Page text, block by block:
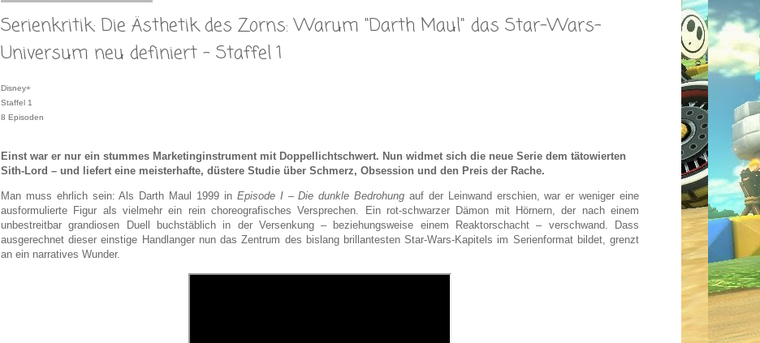
Serienkritik: Die Ästhetik des Zorns: Warum "Darth Maul" das Star-Wars-
Universum neu definiert - Staffel 1
Disney+
Staffel 1
8 Episoden
Einst war er nur ein stummes Marketinginstrument mit Doppellichtschwert. Nun widmet sich die neue Serie dem tätowierten
Sith-Lord – und liefert eine meisterhafte, düstere Studie über Schmerz, Obsession und den Preis der Rache.
Man muss ehrlich sein: Als Darth Maul 1999 in Episode I – Die dunkle Bedrohung auf der Leinwand erschien, war er weniger eine
ausformulierte Figur als vielmehr ein rein choreografisches Versprechen. Ein rot-schwarzer Dämon mit Hörnern, der nach einem
unbestreitbar grandiosen Duell buchstäblich in der Versenkung – beziehungsweise einem Reaktorschacht – verschwand. Dass
ausgerechnet dieser einstige Handlanger nun das Zentrum des bislang brillantesten Star-Wars-Kapitels im Serienformat bildet, grenzt
an ein narratives Wunder.